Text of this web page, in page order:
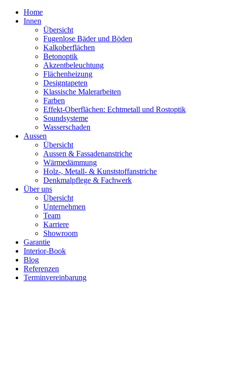
Home
Innen
Übersicht
Fugenlose Bäder und Böden
Kalkoberflächen
Betonoptik
Akzentbeleuchtung
Flächenheizung
Designtapeten
Klassische Malerarbeiten
Farben
Effekt-Oberflächen: Echtmetall und Rostoptik
Soundsysteme
Wasserschaden
Aussen
Übersicht
Aussen & Fassadenanstriche
Wärmedämmung
Holz-, Metall- & Kunststoffanstriche
Denkmalpflege & Fachwerk
Über uns
Übersicht
Unternehmen
Team
Karriere
Showroom
Garantie
Interior-Book
Blog
Referenzen
Terminvereinbarung